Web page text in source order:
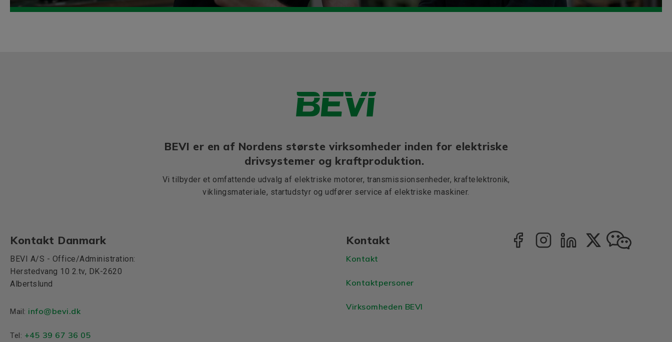
BEVI er en af Nordens største virksomheder inden for elektriske
drivsystemer og kraftproduktion.
Vi tilbyder et omfattende udvalg af elektriske motorer, transmissionsenheder, kraftelektronik,
viklingsmateriale, startudstyr og udfører service af elektriske maskiner.
Kontakt Danmark
BEVI A/S - Office/Administration:
Herstedvang 10 2.tv, DK-2620
Albertslund
Mail: info@bevi.dk
Tel: +45 39 67 36 05
Kontakt
Kontakt
Kontaktpersoner
Virksomheden BEVI